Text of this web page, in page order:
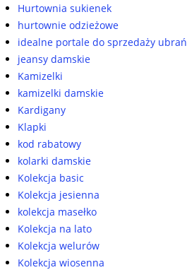
Hurtownia sukienek
hurtownie odzieżowe
idealne portale do sprzedaży ubrań
jeansy damskie
Kamizelki
kamizelki damskie
Kardigany
Klapki
kod rabatowy
kolarki damskie
Kolekcja basic
Kolekcja jesienna
kolekcja masełko
Kolekcja na lato
Kolekcja welurów
Kolekcja wiosenna